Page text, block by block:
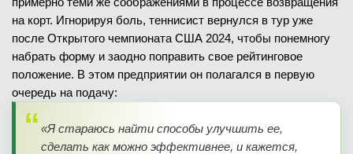
на корт. Игнорируя боль, теннисист вернулся в тур уже
после Открытого чемпионата США 2024, чтобы понемногу
набрать форму и заодно поправить свое рейтинговое
положение. В этом предприятии он полагался в первую
очередь на подачу:
«Я стараюсь найти способы улучшить ее,
сделать как можно эффективнее, и кажется,